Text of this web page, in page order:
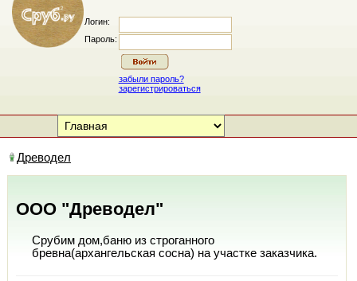
Логин:
Пароль:
забыли пароль?
зарегистрироваться
Древодел
ООО "Древодел"
Срубим дом,баню из строганного
бревна(архангельская сосна) на участке заказчика.